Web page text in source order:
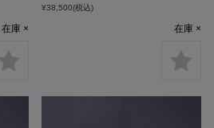
在庫 ×
¥38,500(税込)
在庫 ×